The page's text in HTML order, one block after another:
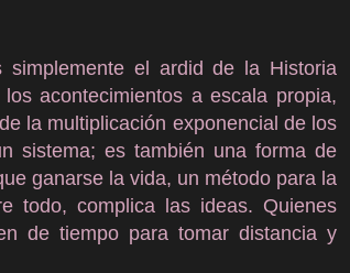
el ardid de la Historia
acontecimientos a escala propia,
la multiplicación exponencial de los
sistema; es también una forma de
ganarse la vida, un método para la
todo, complica las ideas. Quienes
de tiempo para tomar distancia y